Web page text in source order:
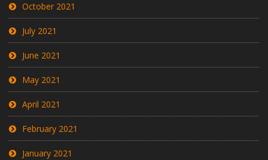
October 2021
July 2021
June 2021
May 2021
April 2021
February 2021
January 2021